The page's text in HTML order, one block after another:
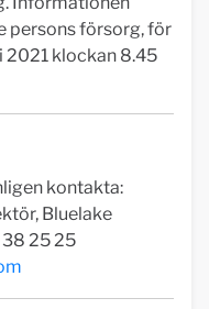
persons försorg, för
klockan 8.45
kontakta:
Bluelake
38 25 25